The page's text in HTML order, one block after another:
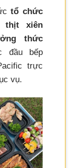
tổ chức
thịt xiên
thức
đầu bếp
trực
vụ.